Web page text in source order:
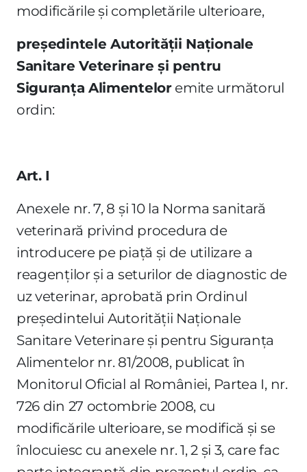
modificările şi completările ulterioare,
preşedintele Autorităţii Naţionale
Sanitare Veterinare şi pentru
Siguranţa Alimenteloremite următorul
ordin:
Art. I
Anexele nr. 7, 8 şi 10 la Norma sanitară
veterinară privind procedura de
introducere pe piaţă şi de utilizare a
reagenţilor şi a seturilor de diagnostic de
uz veterinar, aprobată prin Ordinul
preşedintelui Autorităţii Naţionale
Sanitare Veterinare şi pentru Siguranţa
Alimentelor nr. 81/2008, publicat în
Monitorul Oficial al României, Partea I, nr.
726 din 27 octombrie 2008, cu
modificările ulterioare, se modifică şi se
înlocuiesc cu anexele nr. 1, 2 şi 3, care fac